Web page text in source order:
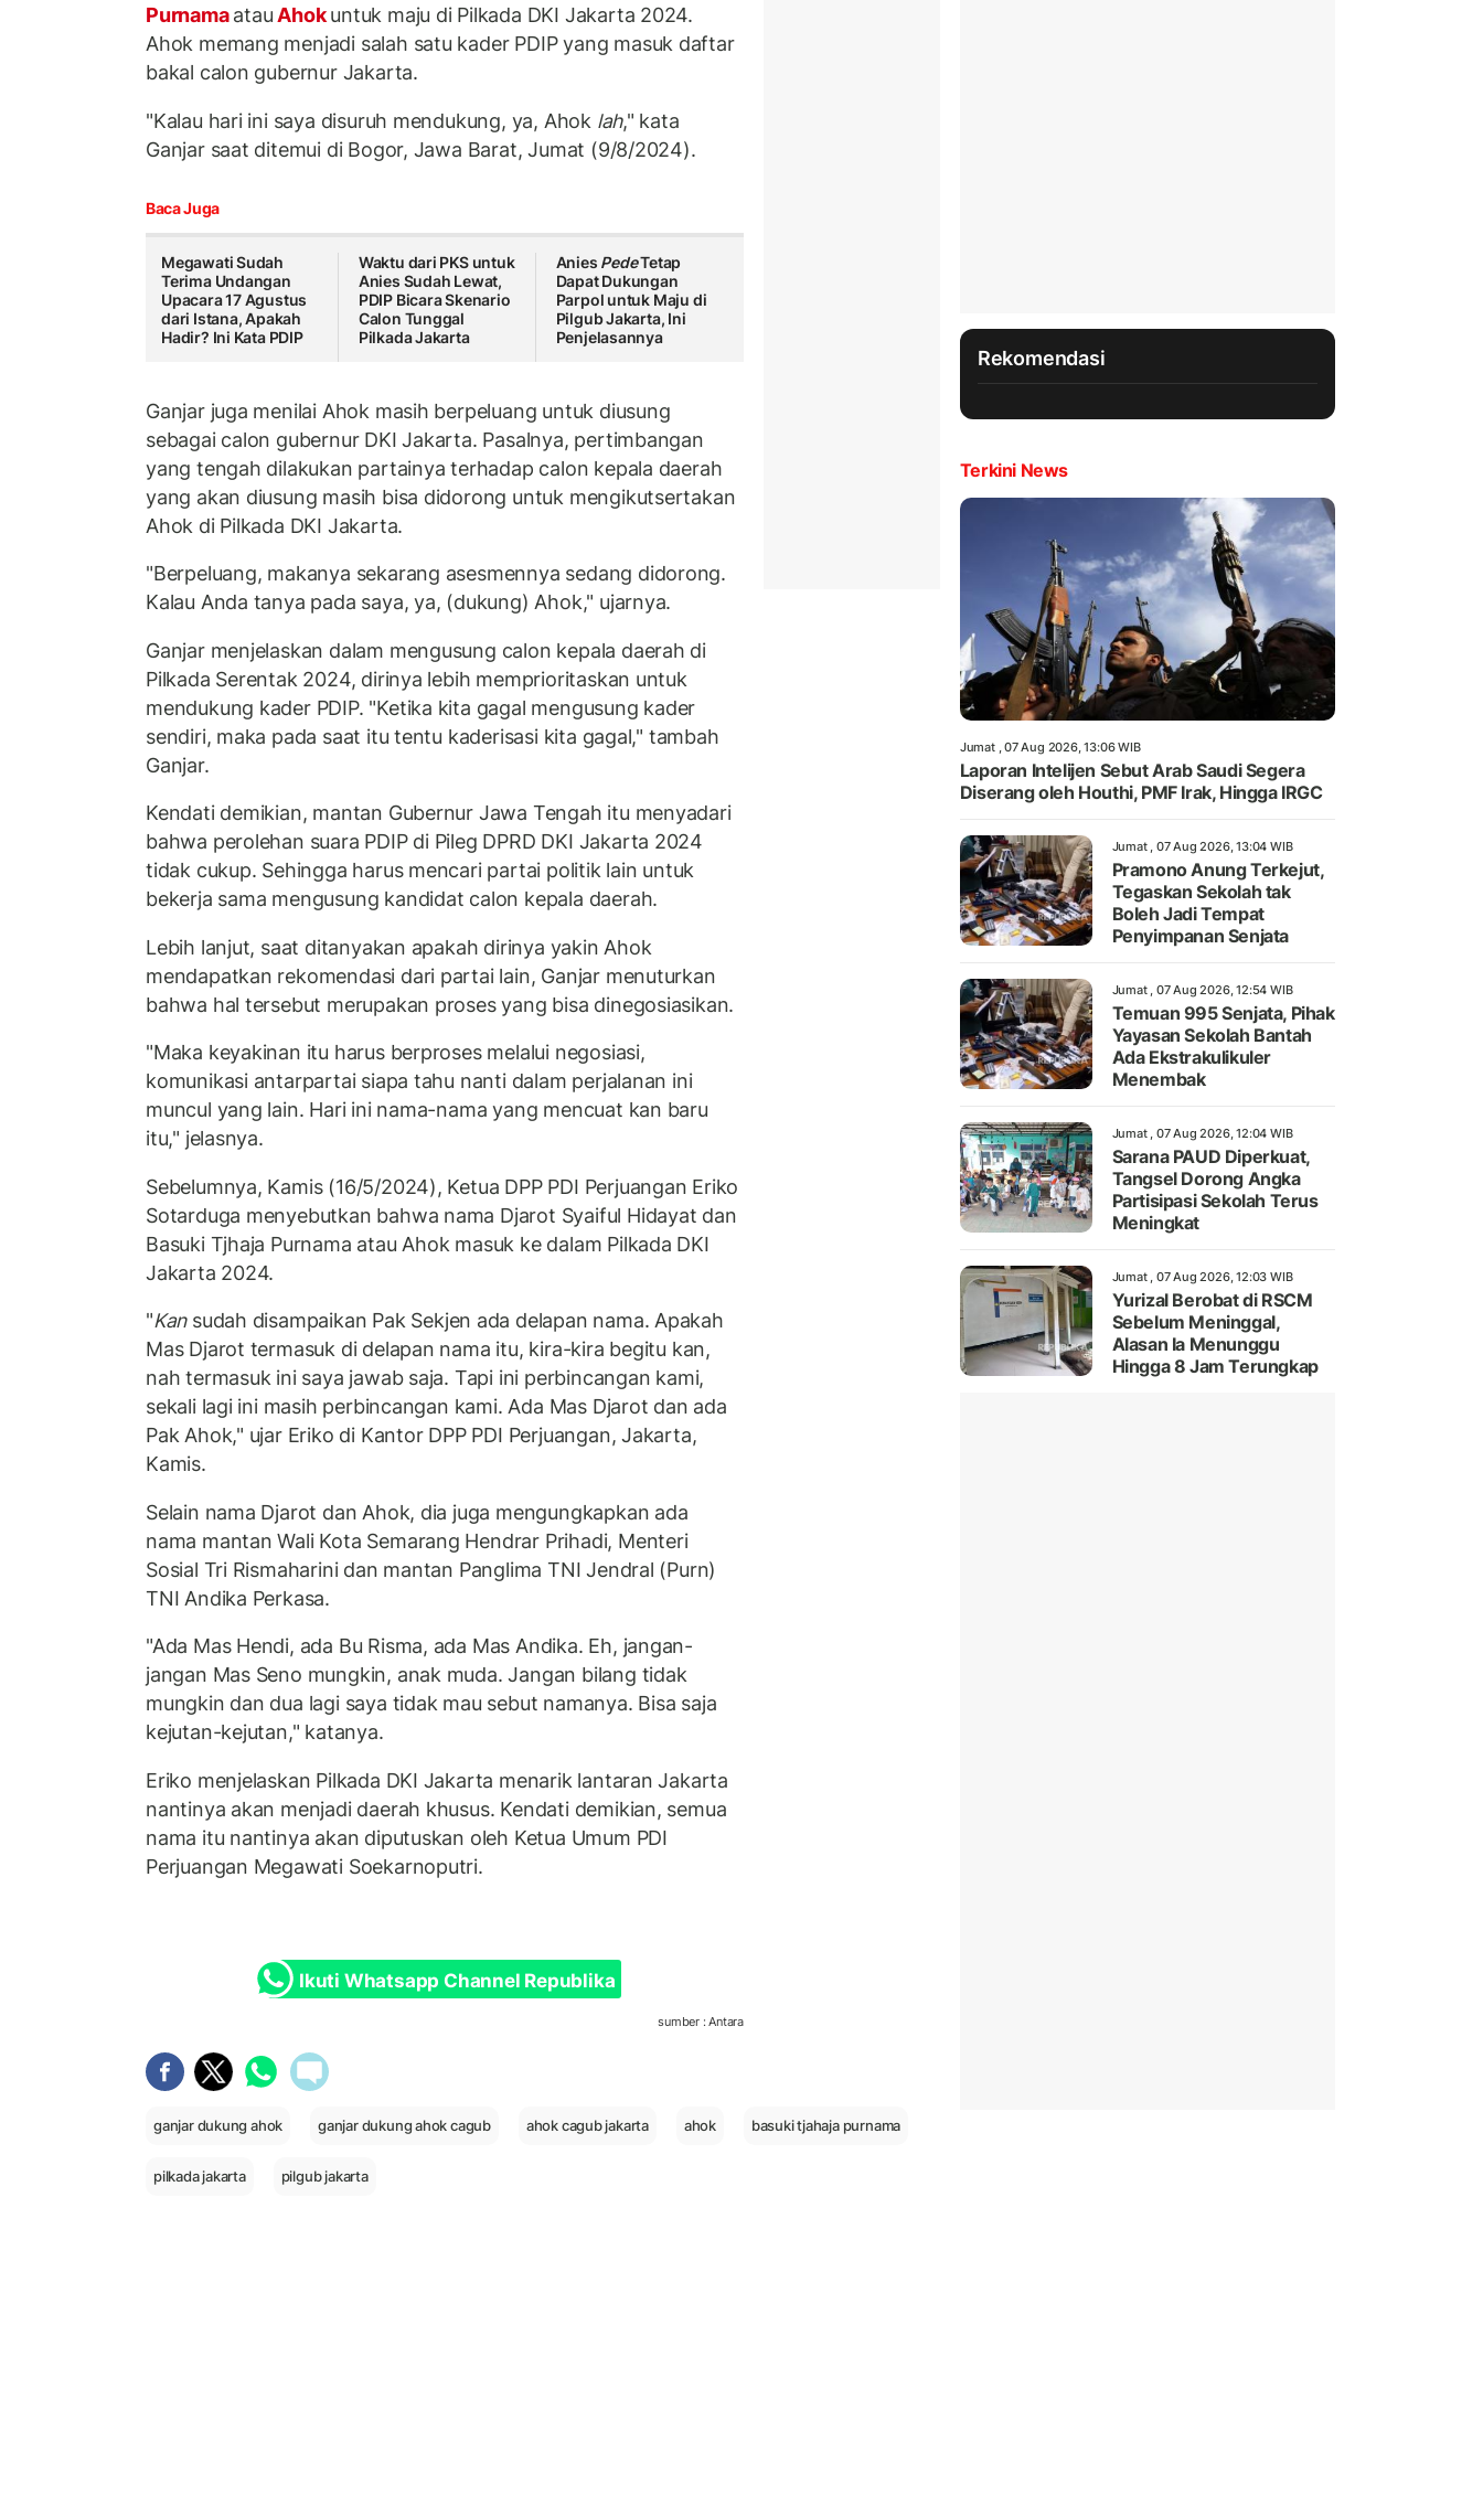
Purnamaatau Ahokuntuk maju di Pilkada DKI Jakarta 2024.
Ahok memang menjadi salah satu kader PDIP yang masuk daftar
bakal calon gubernur Jakarta.
"Kalau hari ini saya disuruh mendukung, ya, Ahok lah," kata
Ganjar saat ditemui di Bogor, Jawa Barat, Jumat (9/8/2024).
Baca Juga
Megawati Sudah
Terima Undangan
Upacara 17 Agustus
dari Istana, Apakah
Hadir? Ini Kata PDIP
Waktu dari PKS untuk
Anies Sudah Lewat,
PDIP Bicara Skenario
Calon Tunggal
Pilkada Jakarta
Anies PedeTetap
Dapat Dukungan
Parpol untuk Maju di
Pilgub Jakarta, Ini
Penjelasannya
Ganjar juga menilai Ahok masih berpeluang untuk diusung
sebagai calon gubernur DKI Jakarta. Pasalnya, pertimbangan
yang tengah dilakukan partainya terhadap calon kepala daerah
yang akan diusung masih bisa didorong untuk mengikutsertakan
Ahok di Pilkada DKI Jakarta.
"Berpeluang, makanya sekarang asesmennya sedang didorong.
Kalau Anda tanya pada saya, ya, (dukung) Ahok," ujarnya.
Ganjar menjelaskan dalam mengusung calon kepala daerah di
Pilkada Serentak 2024, dirinya lebih memprioritaskan untuk
mendukung kader PDIP. "Ketika kita gagal mengusung kader
sendiri, maka pada saat itu tentu kaderisasi kita gagal," tambah
Ganjar.
Kendati demikian, mantan Gubernur Jawa Tengah itu menyadari
bahwa perolehan suara PDIP di Pileg DPRD DKI Jakarta 2024
tidak cukup. Sehingga harus mencari partai politik lain untuk
bekerja sama mengusung kandidat calon kepala daerah.
Lebih lanjut, saat ditanyakan apakah dirinya yakin Ahok
mendapatkan rekomendasi dari partai lain, Ganjar menuturkan
bahwa hal tersebut merupakan proses yang bisa dinegosiasikan.
"Maka keyakinan itu harus berproses melalui negosiasi,
komunikasi antarpartai siapa tahu nanti dalam perjalanan ini
muncul yang lain. Hari ini nama-nama yang mencuat kan baru
itu," jelasnya.
Sebelumnya, Kamis (16/5/2024), Ketua DPP PDI Perjuangan Eriko
Sotarduga menyebutkan bahwa nama Djarot Syaiful Hidayat dan
Basuki Tjhaja Purnama atau Ahok masuk ke dalam Pilkada DKI
Jakarta 2024.
"Kansudah disampaikan Pak Sekjen ada delapan nama. Apakah
Mas Djarot termasuk di delapan nama itu, kira-kira begitu kan,
nah termasuk ini saya jawab saja. Tapi ini perbincangan kami,
sekali lagi ini masih perbincangan kami. Ada Mas Djarot dan ada
Pak Ahok," ujar Eriko di Kantor DPP PDI Perjuangan, Jakarta,
Kamis.
Selain nama Djarot dan Ahok, dia juga mengungkapkan ada
nama mantan Wali Kota Semarang Hendrar Prihadi, Menteri
Sosial Tri Rismaharini dan mantan Panglima TNI Jendral (Purn)
TNI Andika Perkasa.
"Ada Mas Hendi, ada Bu Risma, ada Mas Andika. Eh, jangan-
jangan Mas Seno mungkin, anak muda. Jangan bilang tidak
mungkin dan dua lagi saya tidak mau sebut namanya. Bisa saja
kejutan-kejutan," katanya.
Eriko menjelaskan Pilkada DKI Jakarta menarik lantaran Jakarta
nantinya akan menjadi daerah khusus. Kendati demikian, semua
nama itu nantinya akan diputuskan oleh Ketua Umum PDI
Perjuangan Megawati Soekarnoputri.
Ikuti Whatsapp Channel Republika
sumber : Antara
ganjar dukung ahok ganjar dukung ahok cagub ahok cagub jakarta ahok basuki tjahaja purnama
pilkada jakarta pilgub jakarta
Rekomendasi
Terkini News
Jumat , 07 Aug 2026, 13:06 WIB
Laporan Intelijen Sebut Arab Saudi Segera
Diserang oleh Houthi, PMF Irak, Hingga IRGC
Jumat , 07 Aug 2026, 13:04 WIB
Pramono Anung Terkejut,
Tegaskan Sekolah tak
Boleh Jadi Tempat
Penyimpanan Senjata
Jumat , 07 Aug 2026, 12:54 WIB
Temuan 995 Senjata, Pihak
Yayasan Sekolah Bantah
Ada Ekstrakulikuler
Menembak
Jumat , 07 Aug 2026, 12:04 WIB
Sarana PAUD Diperkuat,
Tangsel Dorong Angka
Partisipasi Sekolah Terus
Meningkat
Jumat , 07 Aug 2026, 12:03 WIB
Yurizal Berobat di RSCM
Sebelum Meninggal,
Alasan Ia Menunggu
Hingga 8 Jam Terungkap